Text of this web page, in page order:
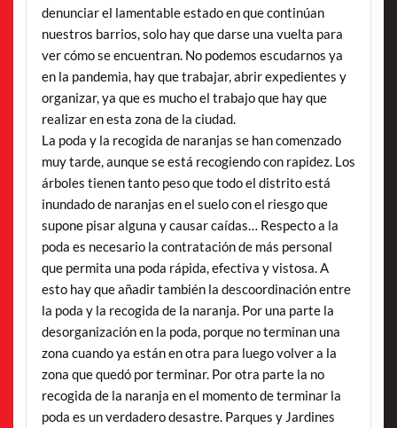
denunciar el lamentable estado en que continúan
nuestros barrios, solo hay que darse una vuelta para
ver cómo se encuentran. No podemos escudarnos ya
en la pandemia, hay que trabajar, abrir expedientes y
organizar, ya que es mucho el trabajo que hay que
realizar en esta zona de la ciudad.
La poda y la recogida de naranjas se han comenzado
muy tarde, aunque se está recogiendo con rapidez. Los
árboles tienen tanto peso que todo el distrito está
inundado de naranjas en el suelo con el riesgo que
supone pisar alguna y causar caídas… Respecto a la
poda es necesario la contratación de más personal
que permita una poda rápida, efectiva y vistosa. A
esto hay que añadir también la descoordinación entre
la poda y la recogida de la naranja. Por una parte la
desorganización en la poda, porque no terminan una
zona cuando ya están en otra para luego volver a la
zona que quedó por terminar. Por otra parte la no
recogida de la naranja en el momento de terminar la
poda es un verdadero desastre. Parques y Jardines